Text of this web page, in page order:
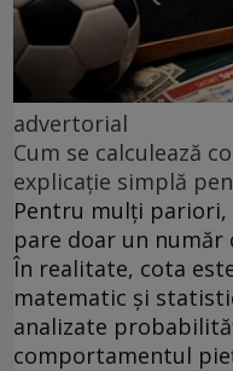
advertorial
Cum se calculează
explicație simplă
Pentru mulți pariori,
pare doar un
În realitate, cota
matematic și
analizate
comportamentul